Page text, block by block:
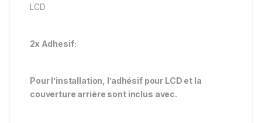
LCD
2x Adhesif:
Pour l’installation, l’adhésif pour LCD et la
couverture arrière sont inclus avec.